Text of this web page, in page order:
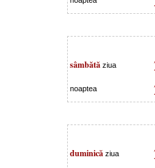
sâmbătă ziua
noaptea
duminică ziua